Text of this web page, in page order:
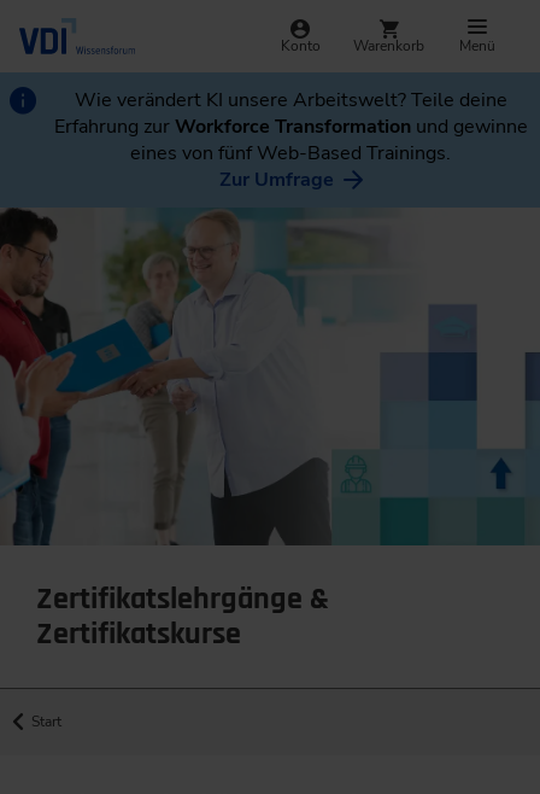
Konto Warenkorb Menü
Wie verändert KI unsere Arbeitswelt? Teile deine
Erfahrung zurWorkforce Transformation und gewinne
eines von fünf Web-Based Trainings.
Zur Umfrage
Zertifikatslehrgänge &
Zertifikatskurse
Start